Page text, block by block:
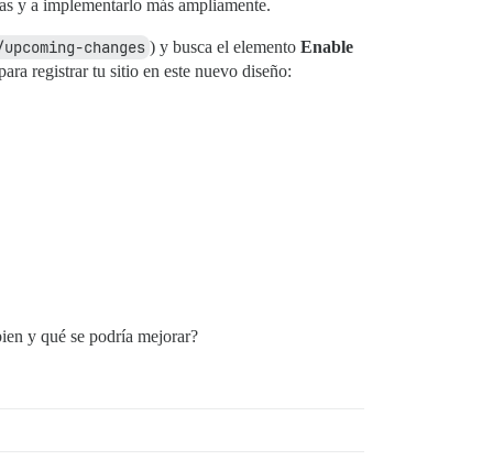
y a implementarlo más ampliamente.
changes ) y busca el elemento Enable
registrar tu sitio en este nuevo diseño:
y qué se podría mejorar?